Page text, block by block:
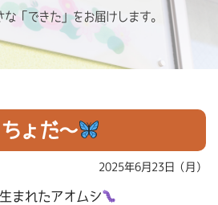
「できた」をお届けします。
ょだ～
2025年6月23日（月）
まれたアオムシ